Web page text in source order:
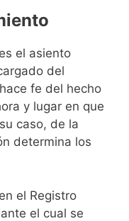
el asiento
del
fe del hecho
y lugar en que
caso, de la
determina los
el Registro
el cual se